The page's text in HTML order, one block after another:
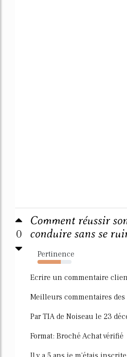
0
Comment réussir
conduire sans se
Pertinence
68%
Ecrire un commentaire
Meilleurs commentaires
Par TIA de Noiseau le 23
Format: Broché Achat vérifié